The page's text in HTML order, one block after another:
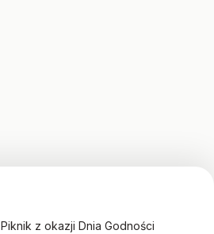
Piknik z okazji Dnia Godności